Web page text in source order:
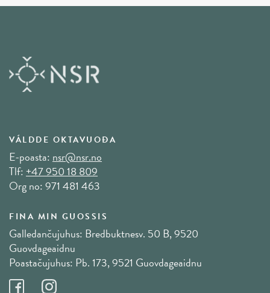
VÁLDDE OKTAVUOĐA
E-poasta:nsr@nsr.no
Tlf:+47 950 18 809
Org no: 971 481 463
FINA MIN GUOSSIS
Galledančujuhus: Bredbuktnesv. 50 B, 9520
Guovdageaidnu
Poastačujuhus: Pb. 173, 9521 Guovdageaidnu